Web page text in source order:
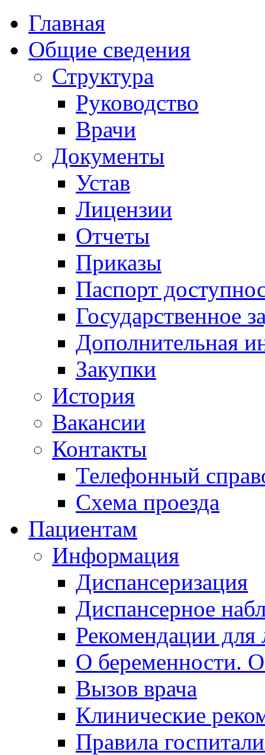
Главная
Общие сведения
Структура
Руководство
Врачи
Документы
Устав
Лицензии
Отчеты
Приказы
Паспорт
Государственное
Дополнительная
Закупки
История
Вакансии
Контакты
Телефонный
Схема проезда
Пациентам
Информация
Диспансеризация
Диспансерное
Рекомендации для
О беременности.
Вызов врача
Клинические
Правила